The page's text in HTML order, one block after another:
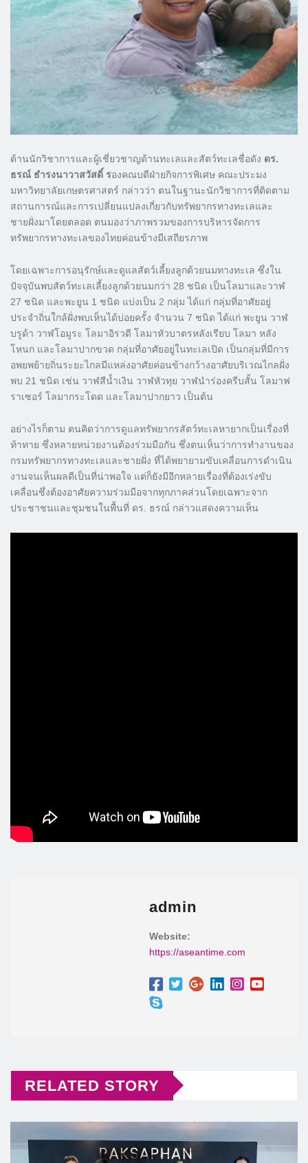
ด้านนักวิชาการและผู้เชี่ยวชาญด้านทะเลและสัตว์ทะเลชื่อดัง ดร.
ธรณ์ ธำรงนาวาสวัสดิ์ รองคณบดีฝ่ายกิจการพิเศษ คณะประมง
มหาวิทยาลัยเกษตรศาสตร์ กล่าวว่า ตนในฐานะนักวิชาการที่ติดตาม
สถานการณ์และการเปลี่ยนแปลงเกี่ยวกับทรัพยากรทางทะเลและ
ชายฝั่งมาโดยตลอด ตนมองว่าภาพรวมของการบริหารจัดการ
ทรัพยากรทางทะเลของไทยค่อนข้างมีเสถียรภาพ
โดยเฉพาะการอนุรักษ์และดูแลสัตว์เลี้ยงลูกด้วยนมทางทะเล ซึ่งใน
ปัจจุบันพบสัตว์ทะเลเลี้ยงลูกด้วยนมกว่า 28 ชนิด เป็นโลมาและวาฬ
27 ชนิด และพะยูน 1 ชนิด แบ่งเป็น 2 กลุ่ม ได้แก่ กลุ่มที่อาศัยอยู่
ประจำถิ่นใกล้ฝั่งพบเห็นได้บ่อยครั้ง จำนวน 7 ชนิด ได้แก่ พะยูน วาฬ
บรูด้า วาฬโอมูระ โลมาอิรวดี โลมาหัวบาตรหลังเรียบ โลมา หลัง
โหนก และโลมาปากขวด กลุ่มที่อาศัยอยู่ในทะเลเปิด เป็นกลุ่มที่มีการ
อพยพย้ายถิ่นระยะไกลมีแหล่งอาศัยค่อนข้างกว้างอาศัยบริเวณไกลฝั่ง
พบ 21 ชนิด เช่น วาฬสีน้ำเงิน วาฬหัวทุย วาฬนำร่องครีบสั้น โลมาฟ
ราเซอร์ โลมากระโดด และโลมาปากยาว เป็นต้น
อย่างไรก็ตาม ตนคิดว่าการดูแลทรัพยากรสัตว์ทะเลหายากเป็นเรื่องที่
ท้าทาย ซึ่งหลายหน่วยงานต้องร่วมมือกัน ซึ่งตนเห็นว่าการทำงานของ
กรมทรัพยากรทางทะเลและชายฝั่ง ที่ได้พยายามขับเคลื่อนการดำเนิน
งานจนเห็นผลดีเป็นที่น่าพอใจ แต่ก็ยังมีอีกหลายเรื่องที่ต้องเร่งขับ
เคลื่อนซึ่งต้องอาศัยความร่วมมือจากทุกภาคส่วนโดยเฉพาะจาก
ประชาชนและชุมชนในพื้นที่ ดร. ธรณ์ กล่าวแสดงความเห็น
admin
Website:
https://aseantime.com
RELATED STORY